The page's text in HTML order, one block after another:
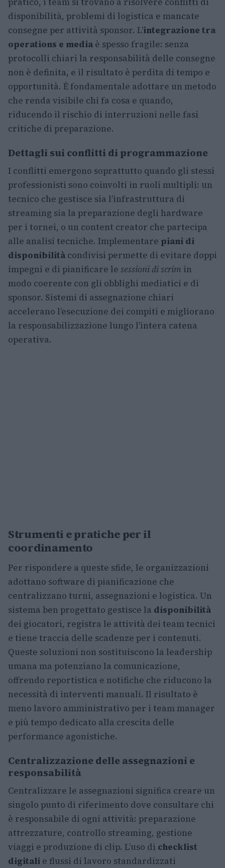
disponibilità, problemi di logistica e mancate
consegne per attività sponsor. L’integrazione tra
operations e media è spesso fragile: senza
protocolli chiari la responsabilità delle consegne
non è definita, e il risultato è perdita di tempo e
opportunità. È fondamentale adottare un metodo
che renda visibile chi fa cosa e quando,
riducendo il rischio di interruzioni nelle fasi
critiche di preparazione.
Dettagli sui conflitti di programmazione
I conflitti emergono soprattutto quando gli stessi
professionisti sono coinvolti in ruoli multipli: un
tecnico che gestisce sia l’infrastruttura di
streaming sia la preparazione degli hardware
per i tornei, o un content creator che partecipa
alle analisi tecniche. Implementare piani di
disponibilità condivisi permette di evitare doppi
impegni e di pianificare le sessioni di scrim in
modo coerente con gli obblighi mediatici e di
sponsor. Sistemi di assegnazione chiari
accelerano l’esecuzione dei compiti e migliorano
la responsabilizzazione lungo l’intera catena
operativa.
Strumenti e pratiche per il
coordinamento
Per rispondere a queste sfide, le organizzazioni
adottano software di pianificazione che
centralizzano turni, assegnazioni e logistica. Un
sistema ben progettato gestisce la disponibilità
dei giocatori, registra le attività dei team tecnici
e tiene traccia delle scadenze per i contenuti.
Queste soluzioni non sostituiscono la leadership
umana ma potenziano la comunicazione,
offrendo reportistica e notifiche che riducono la
necessità di interventi manuali. Il risultato è
meno lavoro amministrativo per i team manager
e più tempo dedicato alla crescita delle
performance agonistiche.
Centralizzazione delle assegnazioni e
responsabilità
Centralizzare le assegnazioni significa creare un
singolo punto di riferimento dove consultare chi
è responsabile di ogni attività: preparazione
attrezzature, controllo streaming, gestione
viaggi e produzione di clip. L’uso di checklist
digitali e flussi di lavoro standardizzati